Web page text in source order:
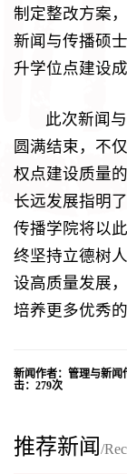
制定整改方案
新闻与传播硕
升学位点建设成
此次新闻
圆满结束，不
权点建设质量
长远发展指明
传播学院将以
终坚持立德树
设高质量发展
培养更多优秀
新闻作者：管理与新闻
击： 279次
推荐新闻 /